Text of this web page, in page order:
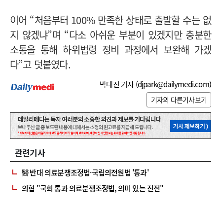
이어 “처음부터 100% 만족한 상태로 출발할 수는 없
지 않겠냐”며 “다소 아쉬운 부분이 있겠지만 충분한
소통을 통해 하위법령 정비 과정에서 보완해 가겠
다”고 덧붙였다.
박대진 기자 (djpark@dailymedi.com)
기자의 다른기사보기
관련기사
醫 반대 의료분쟁조정법·국립의전원법 '통과'
의협 "국회 통과 의료분쟁조정법, 의미 있는 진전"